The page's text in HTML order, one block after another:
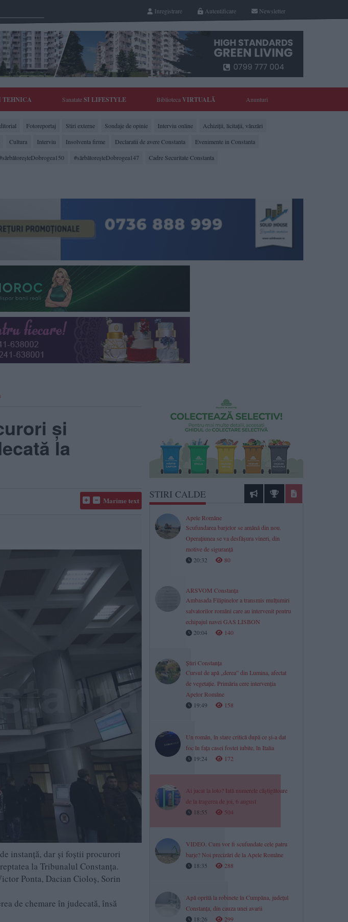
Newsletter
Autentificare
Inregistrare
TEHNICA SanatateSI LIFESTYLE BibliotecaVIRTUALĂ Anunturi
Fotoreportaj Stiri externe Sondaje de opinie Interviu online
Achiziții, licitații, vânzări
Cultura Interviu Insolventa firme Declaratii de avere Constanta
Evenimente in Constanta
#sărbătoreşteDobrogea147 Cadre Securitate Constanta
și
la
Marime text
instanță, dar și foștii procurori
la Tribunalul Constanța.
Ponta, Dacian Cioloș, Sorin
de chemare în judecată, însă
STIRI CALDE
Apele Române
Scufundarea barjelor se amână din nou.
Operațiunea se va desfășura vineri, din
motive de siguranță
20:32
80
ARSVOM Constanța
Ambasada Filipinelor a transmis mulțumiri
salvatorilor români care au intervenit pentru
echipajul navei GAS LISBON
20:04
140
Știri Constanța
Cursul de apă „derea” din Lumina, afectat
de vegetație. Primăria cere intervenția
Apelor Române
19:49
158
Un român, în stare critică după ce și-a dat
foc în fața casei fostei iubite, în Italia
19:24
172
Ai jucat la loto? Iată numerele câștigătoare
de la tragerea de joi, 6 august
18:55
504
VIDEO. Cum vor fi scufundate cele patru
barje? Noi precizări de la Apele Române
18:35
288
Apă oprită la robinete în Cumpăna, județul
Constanța, din cauza unei avarii
18:26
299